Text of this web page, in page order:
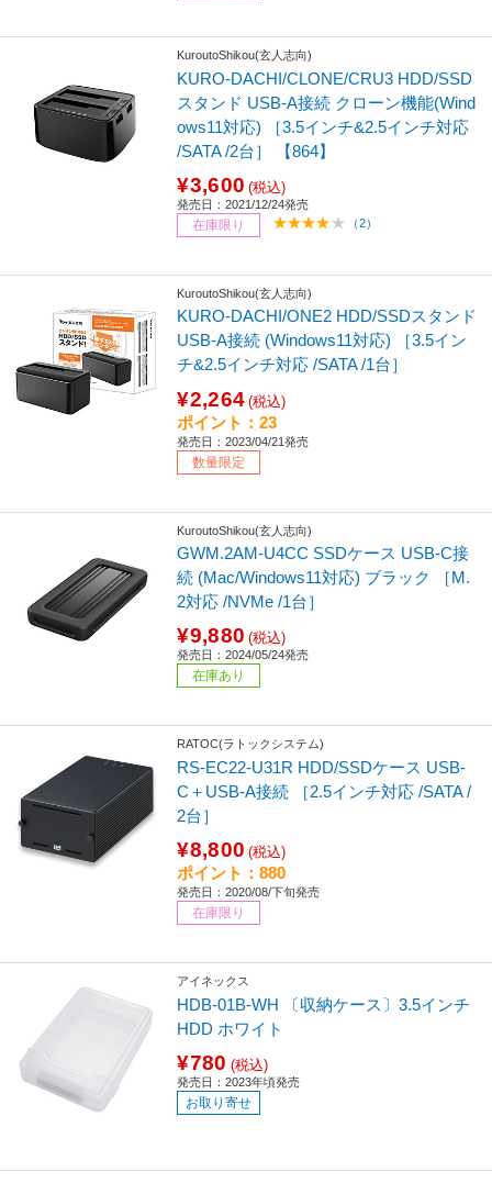
KuroutoShikou(玄人志向)
KURO-DACHI/CLONE/CRU3 HDD/SSD
スタンド USB-A接続 クローン機能(Wind
ows11対応) ［3.5インチ&2.5インチ対応
/SATA /2台］ 【864】
¥3,600 (税込)
発売日：2021/12/24発売
在庫限り （2）
KuroutoShikou(玄人志向)
KURO-DACHI/ONE2 HDD/SSDスタンド
USB-A接続 (Windows11対応) ［3.5イン
チ&2.5インチ対応 /SATA /1台］
¥2,264 (税込)
ポイント：23
発売日：2023/04/21発売
数量限定
KuroutoShikou(玄人志向)
GWM.2AM-U4CC SSDケース USB-C接
続 (Mac/Windows11対応) ブラック ［M.
2対応 /NVMe /1台］
¥9,880 (税込)
発売日：2024/05/24発売
在庫あり
RATOC(ラトックシステム)
RS-EC22-U31R HDD/SSDケース USB-
C＋USB-A接続 ［2.5インチ対応 /SATA /
2台］
¥8,800 (税込)
ポイント：880
発売日：2020/08/下旬発売
在庫限り
アイネックス
HDB-01B-WH 〔収納ケース〕3.5インチ
HDD ホワイト
¥780 (税込)
発売日：2023年頃発売
お取り寄せ